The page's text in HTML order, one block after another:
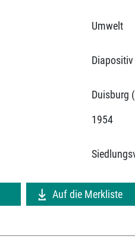
Umwelt
Diapositiv
Duisburg
1954
Auf die Merkliste